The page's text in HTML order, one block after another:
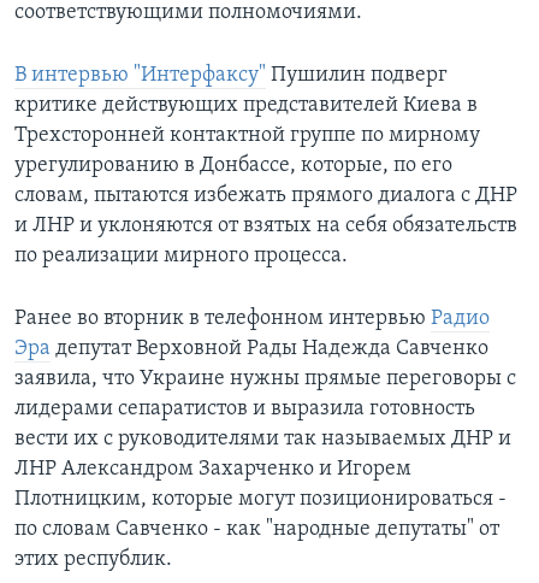
соответствующими полномочиями.
В интервью "Интерфаксу" Пушилин подверг
критике действующих представителей Киева в
Трехсторонней контактной группе по мирному
урегулированию в Донбассе, которые, по его
словам, пытаются избежать прямого диалога с ДНР
и ЛНР и уклоняются от взятых на себя обязательств
по реализации мирного процесса.
Ранее во вторник в телефонном интервью Радио
Эра депутат Верховной Рады Надежда Савченко
заявила, что Украине нужны прямые переговоры с
лидерами сепаратистов и выразила готовность
вести их с руководителями так называемых ДНР и
ЛНР Александром Захарченко и Игорем
Плотницким, которые могут позиционироваться -
по словам Савченко - как "народные депутаты" от
этих республик.